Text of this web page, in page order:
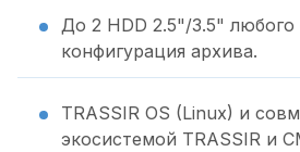
До 2 HDD 2.5"/3.5"
конфигурация архива.
TRASSIR OS (Linux) и
экосистемой TRASSIR и